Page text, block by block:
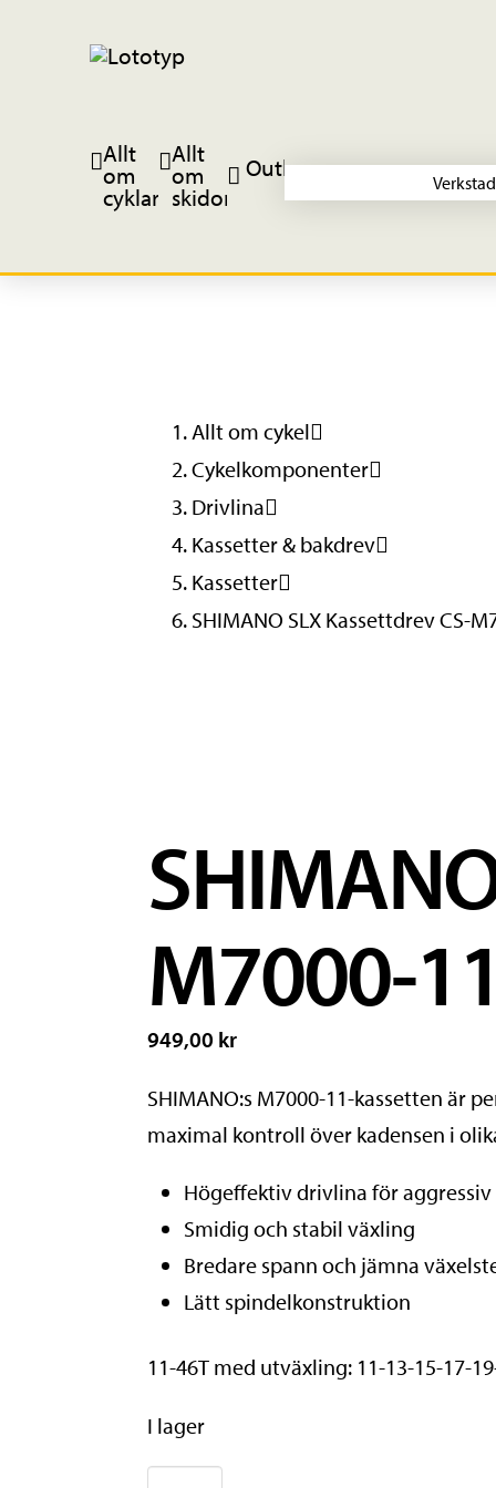
Allt
om
cyklar
Allt
om
skidor
Outlet
Verkstad
Allt om cykel
Cykelkomponenter
Drivlina
Kassetter & bakdrev
Kassetter
SHIMANO SLX Kassettdrev CS-
M7000-
949,00 kr
SHIMANO:s M7000-11-kassetten är
maximal kontroll över kadensen i
Högeffektiv drivlina för
Smidig och stabil växling
Bredare spann och jämna
Lätt spindelkonstruktion
11-46T med utväxling: 11-13-15-17-
I lager